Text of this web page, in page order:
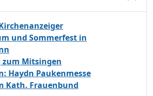
und Sommerfest in
zum Mitsingen
Haydn Paukenmesse
Kath. Frauenbund